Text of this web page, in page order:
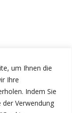
um Ihnen die
Ihre
Indem Sie
der Verwendung